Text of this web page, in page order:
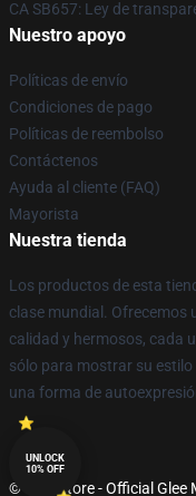
CA SB657: Ley de
Nuestro apoyo
Políticas de envío
Condiciones de pago
Políticas de reembolso
Contáctenos
Ayuda al cliente (FAQ)
Mayorista
Nuestra tienda
Los productos de esta
clase mundial. Ofrecemos
calidad y hermosos, cada
sólo para mostrar su
una forma de
© Glee Store - Official
UNLOCK
10% OFF